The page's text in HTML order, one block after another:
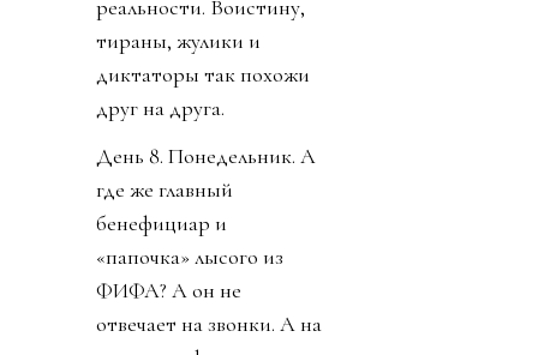
реальности. Воистину,
тираны, жулики и
диктаторы так похожи
друг на друга.
День 8. Понедельник. А
где же главный
бенефициар и
«папочка» лысого из
ФИФА? А он не
отвечает на звонки. А на